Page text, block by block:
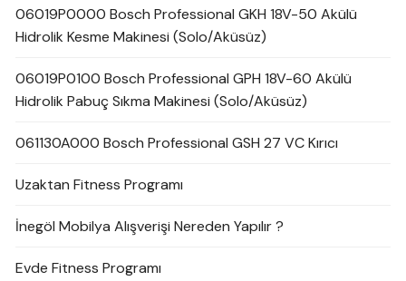
06019P0000 Bosch Professional GKH 18V-50 Akülü
Hidrolik Kesme Makinesi (Solo/Aküsüz)
06019P0100 Bosch Professional GPH 18V-60 Akülü
Hidrolik Pabuç Sıkma Makinesi (Solo/Aküsüz)
061130A000 Bosch Professional GSH 27 VC Kırıcı
Uzaktan Fitness Programı
İnegöl Mobilya Alışverişi Nereden Yapılır ?
Evde Fitness Programı